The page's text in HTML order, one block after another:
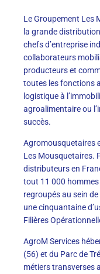
Le Groupement Les
la grande
chefs d’entreprise
collaborateurs
producteurs et
toutes les fonctions
logistique à
agroalimentaire ou
succès.
Agromousquetaires
Les Mousquetaires.
distributeurs en
tout 11 000
regroupés au sein
une cinquantaine
Filières
AgroM Services
(56) et du Parc de
métiers transverses